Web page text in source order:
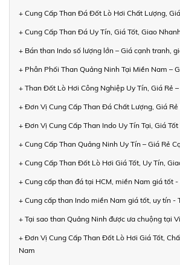
+ Cung Cấp Than Đá Đốt Lò Hơi Chất Lượng,
+ Cung Cấp Than Đá Uy Tín, Giá Tốt, Giao
+ Bán than Indo số lượng lớn – Giá cạnh tranh,
+ Phân Phối Than Quảng Ninh Tại Miền Nam –
+ Than Đốt Lò Hơi Công Nghiệp Uy Tín, Giá Rẻ
+ Đơn Vị Cung Cấp Than Đá Chất Lượng, Giá
+ Đơn Vị Cung Cấp Than Indo Uy Tín Tại, Giá
+ Cung Cấp Than Quảng Ninh Uy Tín – Giá Rẻ
+ Cung Cấp Than Đốt Lò Hơi Giá Tốt, Uy Tín,
+ Cung cấp than đá tại HCM, miền Nam giá tốt
+ Cung cấp than Indo miền Nam giá tốt, uy tín -
+ Tại sao than Quảng Ninh được ưa chuộng tại
+ Đơn Vị Cung Cấp Than Đốt Lò Hơi Giá Tốt,
Nam